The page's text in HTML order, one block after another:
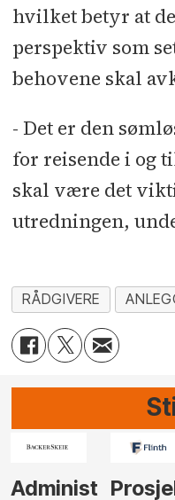
hvilket betyr at
perspektiv som
behovene skal
- Det er den
for reisende i og
skal være det
utredningen,
RÅDGIVERE
HR-